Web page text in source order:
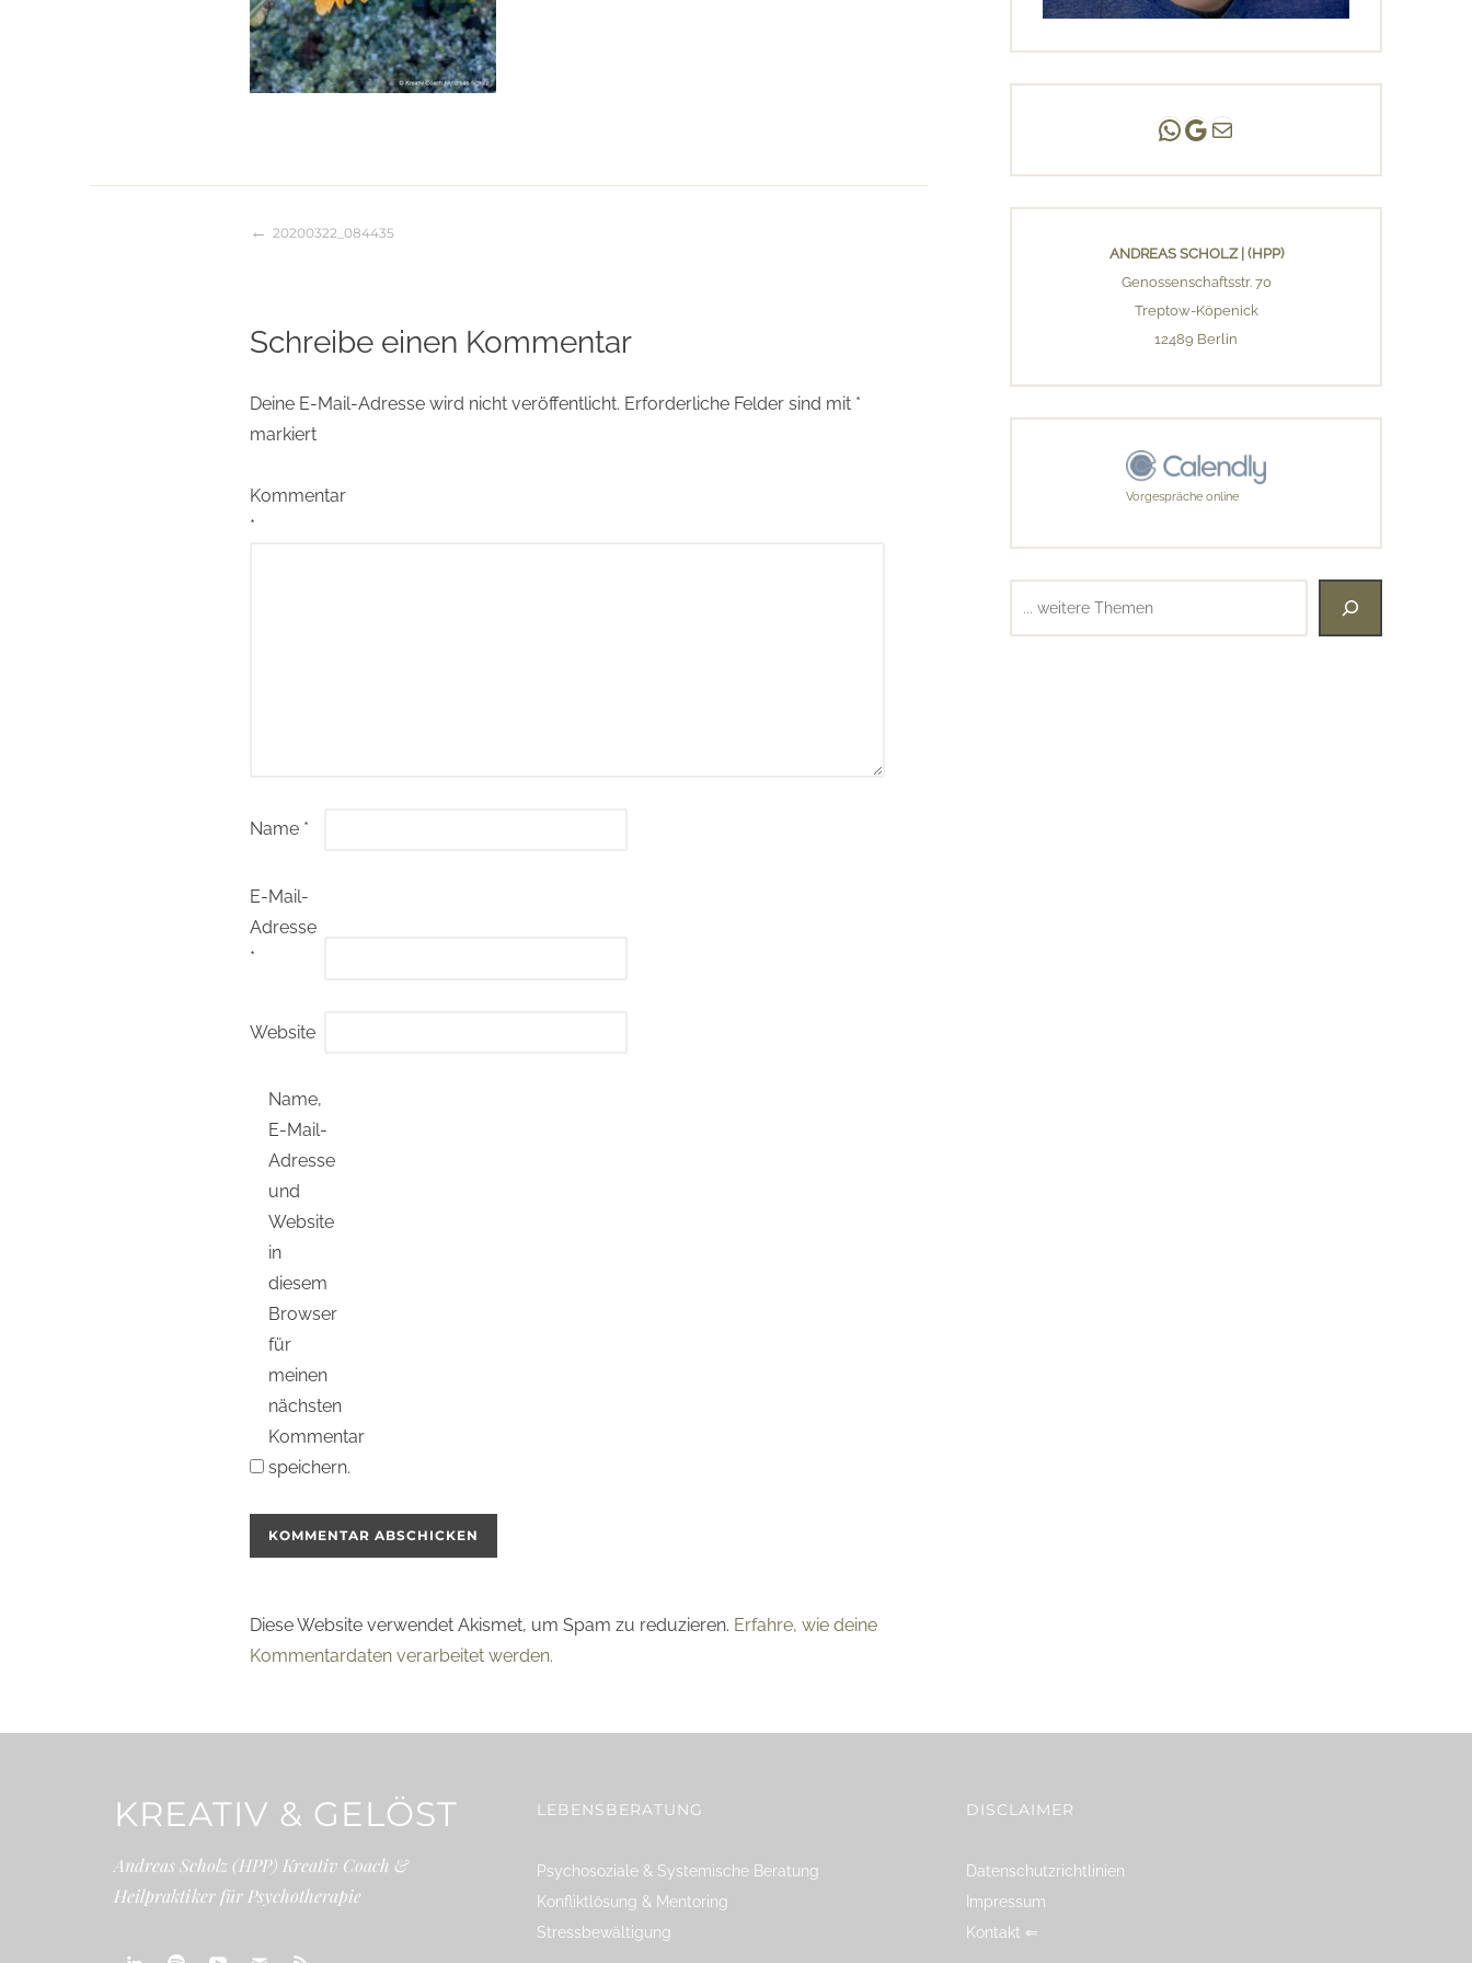
Beitragsnavigation
20200322_084435
Schreibe einen Kommentar
Deine E-Mail-Adresse wird nicht veröffentlicht. Erforderliche Felder sind mit *
markiert
Kommentar
*
Name *
E-Mail-
Adresse
*
Website
Name,
E-Mail-
Adresse
und
Website
in
diesem
Browser
für
meinen
nächsten
Kommentar
speichern.
Diese Website verwendet Akismet, um Spam zu reduzieren. Erfahre, wie deine
Kommentardaten verarbeitet werden.
Andreas Scholz | (HPP)
Praxis Adlershof
E-Mail an mich ...
ANDREAS SCHOLZ | (HPP)
Genossenschaftsstr. 70
Treptow-Köpenick
12489 Berlin
Vorgespräche online
KREATIV & GELÖST
Andreas Scholz (HPP) Kreativ Coach &
Heilpraktiker für Psychotherapie
LEBENSBERATUNG
Psychosoziale & Systemische Beratung
Konfliktlösung & Mentoring
Stressbewältigung
DISCLAIMER
Datenschutzrichtlinien
Impressum
Kontakt ⇐